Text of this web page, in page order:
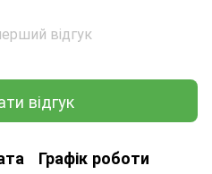
відгук
відгук
Графік роботи